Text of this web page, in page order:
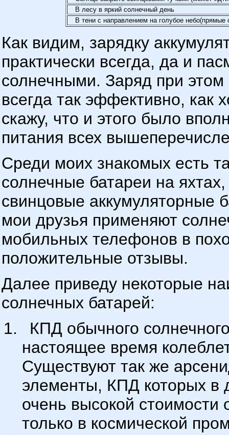
В лесу в яркий солнечный день
В тени с направлением на голубое
Как видим, зарядку
практически всегда, да и
солнечными. Заряд при этом
всегда так эффективно, как
скажу, что и этого было
питания всех
Среди моих знакомых есть
солнечные батареи на
свинцовые аккумуляторные
мои друзья применяют
мобильных телефонов в
положительные отзывы.
Далее приведу некоторые
солнечных батарей:
КПД обычного
настоящее время
Существуют так же
элементы, КПД которых в
очень высокой
только в космической